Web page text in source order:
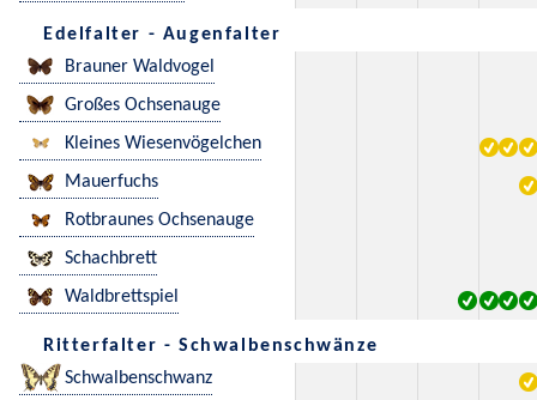
Edelfalter - Augenfalter
Brauner Waldvogel
Großes Ochsenauge
Kleines Wiesenvögelchen
Mauerfuchs
Rotbraunes Ochsenauge
Schachbrett
Waldbrettspiel
Ritterfalter - Schwalbenschwänze
Schwalbenschwanz